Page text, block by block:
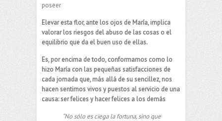
poseer
Elevar esta flor, ante los ojos de María, implica
valorar los riesgos del abuso de las cosas o el
equilibrio que da el buen uso de ellas.
Es, por encima de todo, conformarnos como lo
hizo María con las pequeñas satisfacciones de
cada jornada que, más allá de su sencillez, nos
hacen sentirnos vivos y puestos al servicio de una
causa: ser felices y hacer felices a los demás
“No sólo es ciega la fortuna, sino que